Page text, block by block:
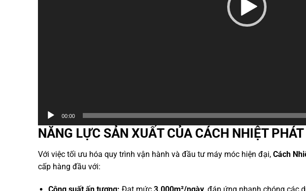
00:00
NĂNG LỰC SẢN XUẤT CỦA CÁCH NHIỆT
Với việc tối ưu hóa quy trình vận hành và đầu tư máy móc hiện đại, Cách
cấp hàng đầu với:
Công suất ấn tượng: Đạt mức 3.000m²/ngày, đáp ứng nhanh chóng các